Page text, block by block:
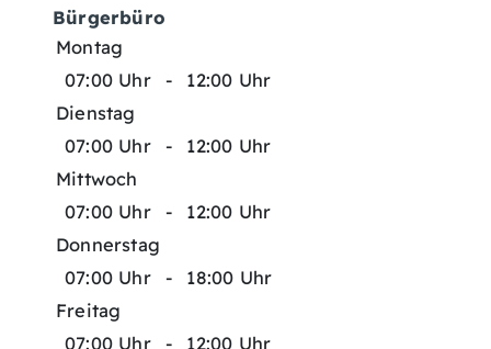
Bürgerbüro
Montag
07:00 Uhr
-
12:00 Uhr
Dienstag
07:00 Uhr
-
12:00 Uhr
Mittwoch
07:00 Uhr
-
12:00 Uhr
Donnerstag
07:00 Uhr
-
18:00 Uhr
Freitag
07:00 Uhr
- 12:00 Uhr